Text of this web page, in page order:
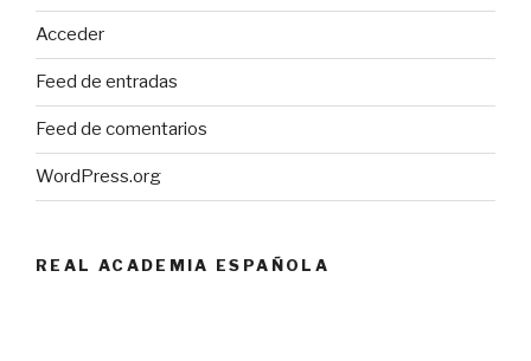
Acceder
Feed de entradas
Feed de comentarios
WordPress.org
REAL ACADEMIA ESPAÑOLA